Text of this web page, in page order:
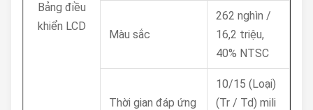
Bảng điều
khiển LCD
Màu sắc
262 nghìn /
16,2 triệu,
40% NTSC
Thời gian đáp ứng
10/15 (Loại)
(Tr / Td) mili